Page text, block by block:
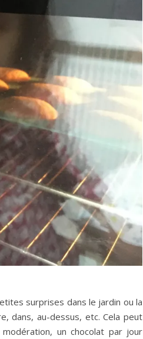
surprises dans le jardin ou la
dans, au-dessus, etc. Cela peut
un chocolat par jour